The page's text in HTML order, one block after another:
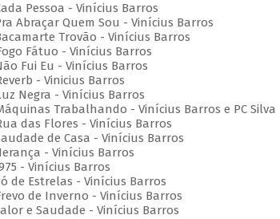
Pessoa - Vinícius Barros
Abraçar Quem Sou - Vinícius Barros
Trovão - Vinícius Barros
Fátuo - Vinícius Barros
Fui Eu - Vinícius Barros
- Vinicius Barros
Negra - Vinícius Barros
Trabalhando - Vinícius Barros e PC Silva
das Flores - Vinícius Barros
de Casa - Vinícius Barros
- Vinícius Barros
- Vinícius Barros
de Estrelas - Vinícius Barros
de Inverno - Vinícius Barros
e Saudade - Vinícius Barros